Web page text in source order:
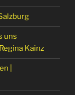
uns
Kainz
|